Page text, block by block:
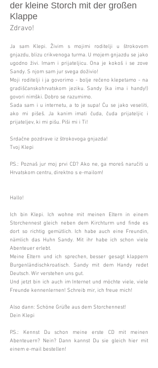
der kleine Storch mit der großen
Klappe
Zdravo!
Ja sam Klepi. Živim s mojimi roditelji u štrokovom
gnjazdu, blizu crikvenoga turma. U mojem gnjazdu se jako
ugodno živi. Imam i prijateljicu. Ona je kokoš i se zove
Sandy. S njom sam jur svega doživio!
Moji roditelji i ja govorimo - bolje rečeno klepetamo - na
gradišćanskohrvatskom jeziku. Sandy (ka ima i handy!)
govori nimški. Dobro se razumimo.
Sada sam i u internetu, a to je supa! Ću se jako veseliti,
ako mi pišeš. Ja kanim imati čuda, čuda prijateljic i
prijateljev, ki mi pišu. Piši mi i Ti!
Srdačne pozdrave iz štrokovoga gnjazda!
Tvoj Klepi
P.S.: Poznaš jur moj prvi CD? Ako ne, ga moreš naručiti u
Hrvatskom centru, direktno s e-mailom!
Hallo!
Ich bin Klepi. Ich wohne mit meinen Eltern in einem
Storchennest gleich neben dem Kirchturm und finde es
dort so richtig gemütlich. Ich habe auch eine Freundin,
nämlich das Huhn Sandy. Mit ihr habe ich schon viele
Abenteuer erlebt.
Meine Eltern und ich sprechen, besser gesagt klappern
Burgenländischkroatisch. Sandy mit dem Handy redet
Deutsch. Wir verstehen uns gut.
Und jetzt bin ich auch im Internet und möchte viele, viele
Freunde kennenlernen! Schreib mir, ich freue mich!
Also dann: Schöne Grüße aus dem Storchennest!
Dein Klepi
P.S.: Kennst Du schon meine erste CD mit meinen
Abenteuern? Nein? Dann kannst Du sie gleich hier mit
einem e-mail bestellen!